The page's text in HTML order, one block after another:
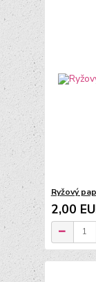
Ryžový
2,00